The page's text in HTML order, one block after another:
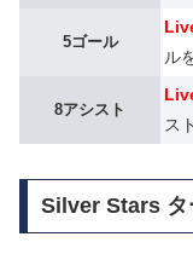
5ゴール
ル
8アシスト
ス
Silver Stars タ